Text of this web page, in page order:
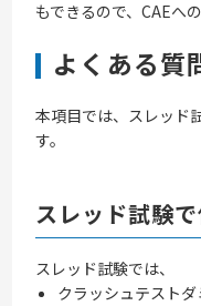
もできるので、CAEへ
よくある質
本項目では、スレッド
す。
スレッド試験
スレッド試験では、
クラッシュテストダ